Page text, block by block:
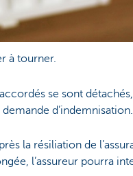
à tourner.
se sont
d’indemnisation.
la résiliation de
l’assureur pourra